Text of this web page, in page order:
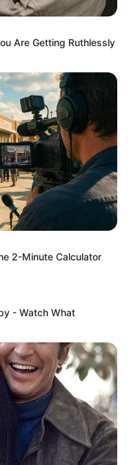
Viagra Is
Are Getting Ruthlessly
2-Minute Calculator
- Watch What